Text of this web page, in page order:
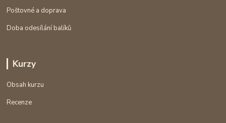
Poštovné a doprava
Doba odesílání balíků
Kurzy
Obsah kurzu
Recenze